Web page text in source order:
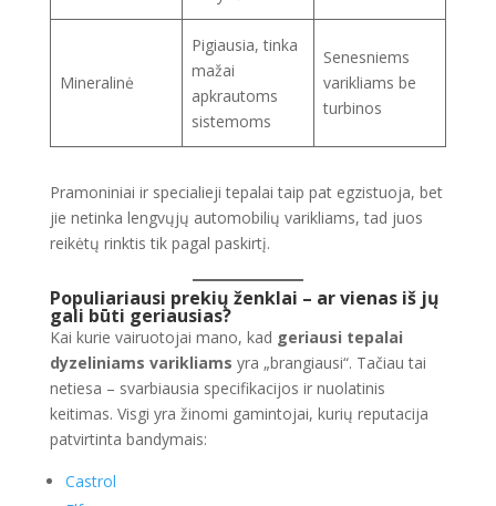
Mineralinė
Pigiausia, tinka
mažai
apkrautoms
sistemoms
Senesniems
varikliams be
turbinos
Pramoniniai ir specialieji tepalai taip pat egzistuoja, bet
jie netinka lengvųjų automobilių varikliams, tad juos
reikėtų rinktis tik pagal paskirtį.
Populiariausi prekių ženklai – ar vienas iš jų
gali būti geriausias?
Kai kurie vairuotojai mano, kad geriausi tepalai
dyzeliniams varikliams yra „brangiausi“. Tačiau tai
netiesa – svarbiausia specifikacijos ir nuolatinis
keitimas. Visgi yra žinomi gamintojai, kurių reputacija
patvirtinta bandymais:
Castrol